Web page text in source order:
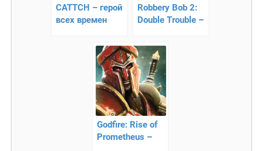
CATTCH – герой
всех времен
Robbery Bob 2:
Double Trouble –
Боба
Godfire: Rise of
Prometheus –